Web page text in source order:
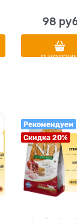
98
В
Рекомендуем
Скидка 20%